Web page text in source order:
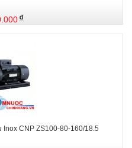
Inox CNP ZS100-80-160/18.5